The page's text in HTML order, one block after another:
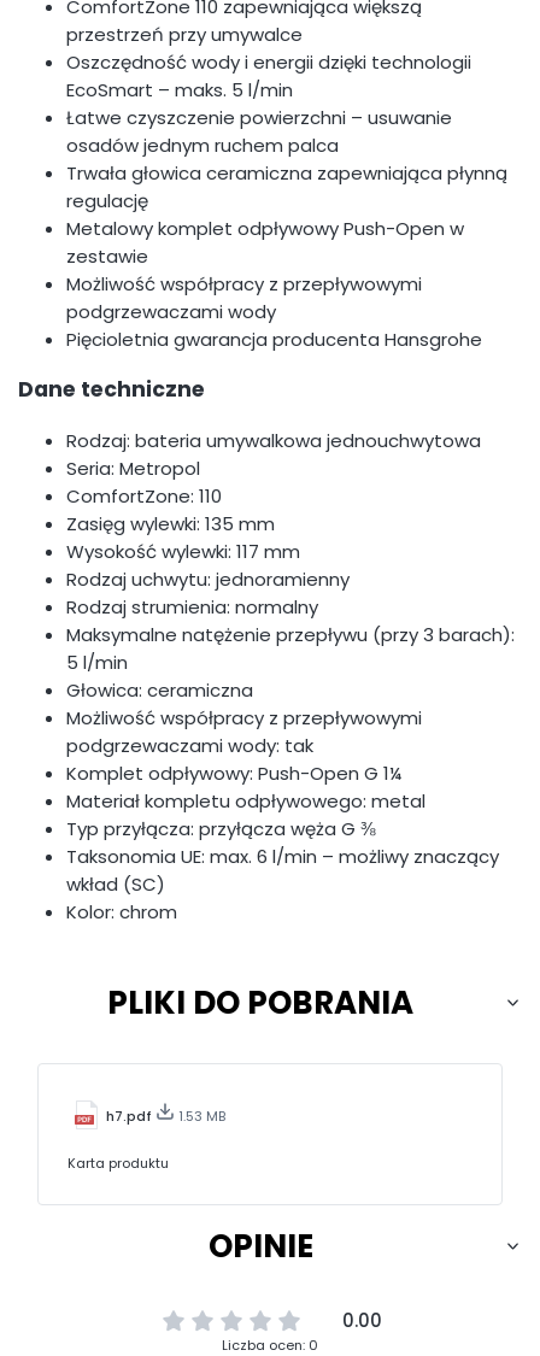
ComfortZone 110 zapewniająca większą
przestrzeń przy umywalce
Oszczędność wody i energii dzięki technologii
EcoSmart – maks. 5 l/min
Łatwe czyszczenie powierzchni – usuwanie
osadów jednym ruchem palca
Trwała głowica ceramiczna zapewniająca płynną
regulację
Metalowy komplet odpływowy Push-Open w
zestawie
Możliwość współpracy z przepływowymi
podgrzewaczami wody
Pięcioletnia gwarancja producenta Hansgrohe
Dane techniczne
Rodzaj: bateria umywalkowa jednouchwytowa
Seria: Metropol
ComfortZone: 110
Zasięg wylewki: 135 mm
Wysokość wylewki: 117 mm
Rodzaj uchwytu: jednoramienny
Rodzaj strumienia: normalny
Maksymalne natężenie przepływu (przy 3 barach):
5 l/min
Głowica: ceramiczna
Możliwość współpracy z przepływowymi
podgrzewaczami wody: tak
Komplet odpływowy: Push-Open G 1¼
Materiał kompletu odpływowego: metal
Typ przyłącza: przyłącza węża G ⅜
Taksonomia UE: max. 6 l/min – możliwy znaczący
wkład (SC)
Kolor: chrom
PLIKI DO POBRANIA
h7.pdf 1.53 MB
Karta produktu
OPINIE
0.00
Liczba ocen: 0